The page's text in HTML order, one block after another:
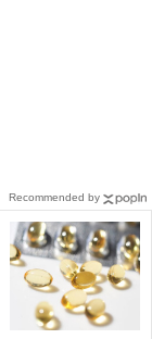
Recommended by